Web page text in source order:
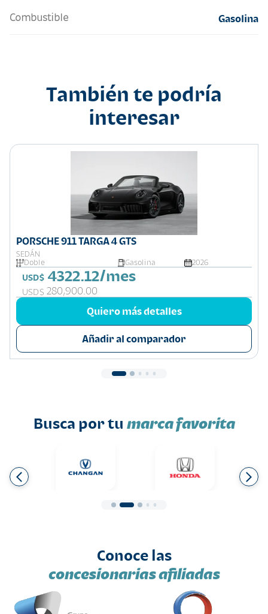
Combustible Gasolina
También te podría
interesar
PORSCHE 911 TARGA 4 GTS
SEDÁN
Doble
Gasolina 2026
USD$ 4322.12/mes
USD$ 280,900.00
Quiero más detalles
Añadir al comparador
Busca por tu marca favorita
Conoce las
concesionarias afiliadas